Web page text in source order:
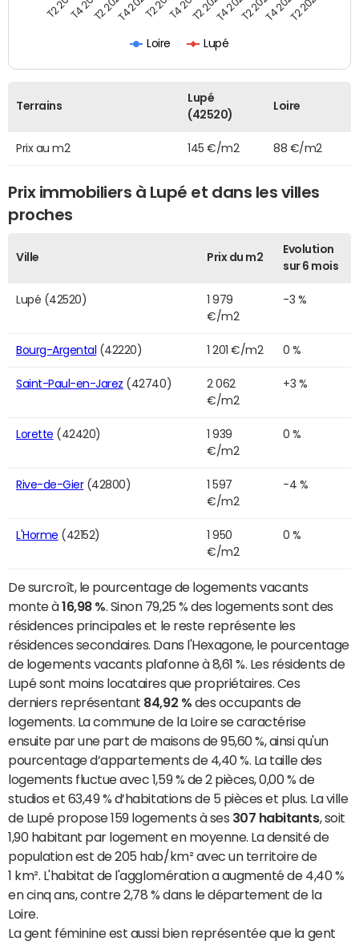
Loire Lupé
Terrains
Lupé
(42520)
Loire
Prix au m2 145 €/m2 88 €/m2
Prix immobiliers à Lupé et dans les villes
proches
Ville Prix du m2
Evolution
sur 6 mois
Lupé (42520)
1 979
€/m2
-3 %
Bourg-Argental (42220) 1 201 €/m2 0 %
Saint-Paul-en-Jarez (42740)
2 062
€/m2
+3 %
Lorette (42420)
1 939
€/m2
0 %
Rive-de-Gier(42800)
1 597
€/m2
-4 %
L'Horme (42152)
1 950
€/m2
0 %
De surcroît, le pourcentage de logements vacants
monte à16,98 % . Sinon 79,25 % des logements sont des
résidences principales et le reste représente les
résidences secondaires. Dans l'Hexagone, le pourcentage
de logements vacants plafonne à 8,61 %. Les résidents de
Lupé sont moins locataires que propriétaires. Ces
derniers représentant 84,92 % des occupants de
logements. La commune de la Loire se caractérise
ensuite par une part de maisons de 95,60 %, ainsi qu'un
pourcentage d’appartements de 4,40 %. La taille des
logements fluctue avec 1,59 % de 2 pièces, 0,00 % de
studios et 63,49 % d’habitations de 5 pièces et plus. La ville
de Lupé propose 159 logements à ses 307 habitants, soit
1,90 habitant par logement en moyenne. La densité de
population est de 205 hab/km² avec un territoire de
1 km². L'habitat de l'agglomération a augmenté de 4,40 %
en cinq ans, contre 2,78 % dans le département de la
Loire.
La gent féminine est aussi bien représentée que la gent